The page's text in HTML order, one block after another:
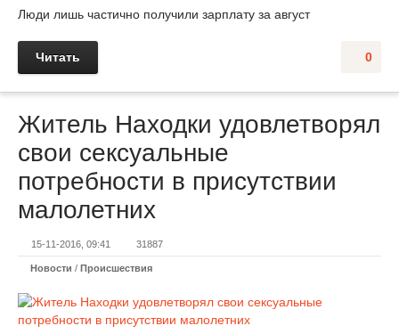
Люди лишь частично получили зарплату за август
0
Читать
Житель Находки удовлетворял
свои сексуальные
потребности в присутствии
малолетних
15-11-2016, 09:41 31887
Новости / Происшествия